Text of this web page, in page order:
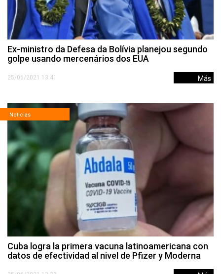
Ex-ministro da Defesa da Bolívia planejou segundo
golpe usando mercenários dos EUA
25/06/2021 13:41 Más
Noticias
Cuba logra la primera vacuna latinoamericana con
datos de efectividad al nivel de Pfizer y Moderna